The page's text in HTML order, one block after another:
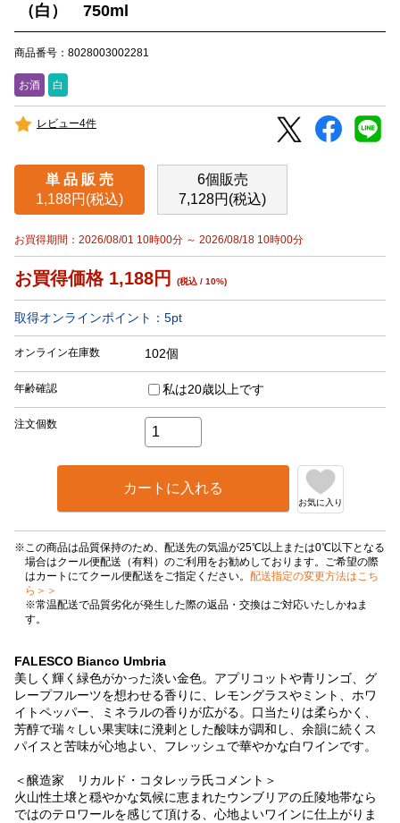
（白） 750ml
商品番号：8028003002281
お酒 白
レビュー4件
単 品 販 売
1,188円(税込)
6個販売
7,128円(税込)
お買得期間：2026/08/01 10時00分 ～ 2026/08/18 10時00分
お買得価格 1,188円 (税込 / 10%)
取得オンラインポイント： 5pt
オンライン在庫数 102個
年齢確認 私は20歳以上です
注文個数
カートに入れる
お気に入り
この商品は品質保持のため、配送先の気温が25℃以上または0℃以下となる
場合はクール便配送（有料）のご利用をお勧めしております。ご希望の際
はカートにてクール便配送をご指定ください。 配送指定の変更方法はこち
ら＞＞
※常温配送で品質劣化が発生した際の返品・交換はご対応いたしかねま
す。
FALESCO Bianco Umbria
美しく輝く緑色がかった淡い金色。アプリコットや青リンゴ、グ
レープフルーツを想わせる香りに、レモングラスやミント、ホワ
イトペッパー、ミネラルの香りが広がる。口当たりは柔らかく、
芳醇で瑞々しい果実味に溌剌とした酸味が調和し、余韻に続くス
パイスと苦味が心地よい、フレッシュで華やかな白ワインです。
＜醸造家 リカルド・コタレッラ氏コメント＞
火山性土壌と穏やかな気候に恵まれたウンブリアの丘陵地帯なら
ではのテロワールを感じて頂ける、心地よいワインに仕上がりま